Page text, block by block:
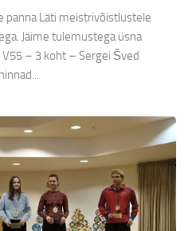
panna Läti meistrivõistlustele
Jäime tulemustega üsna
– 3 koht – Sergei Šved